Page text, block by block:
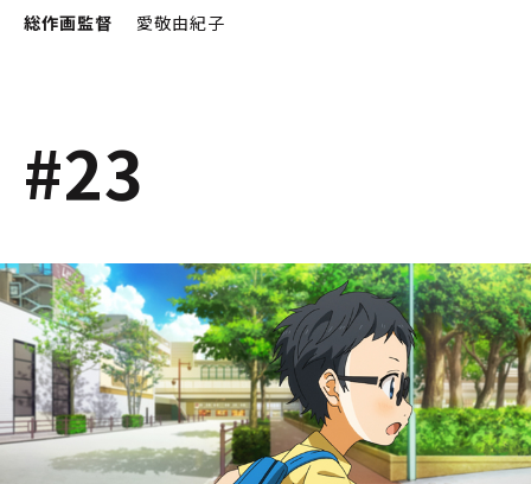
総作画監督
愛敬由紀子
#23